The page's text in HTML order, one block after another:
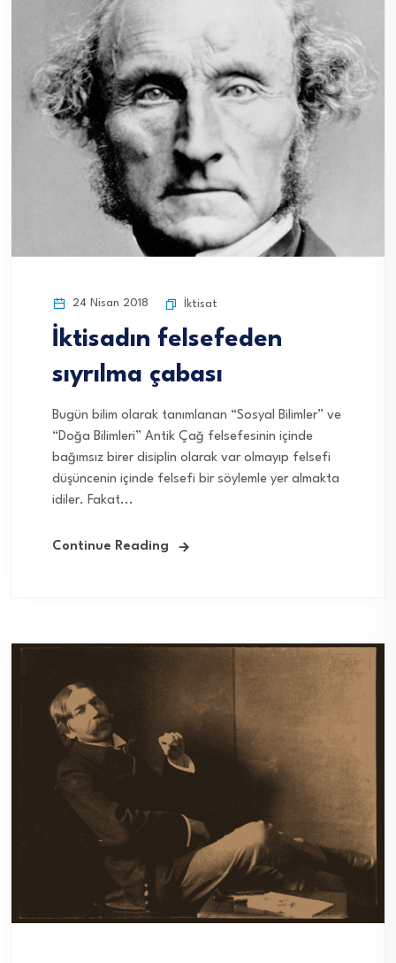
24 Nisan 2018 İktisat
İktisadın felsefeden
sıyrılma çabası
Bugün bilim olarak tanımlanan “Sosyal Bilimler” ve
“Doğa Bilimleri” Antik Çağ felsefesinin içinde
bağımsız birer disiplin olarak var olmayıp felsefi
düşüncenin içinde felsefi bir söylemle yer almakta
idiler. Fakat...
Continue Reading